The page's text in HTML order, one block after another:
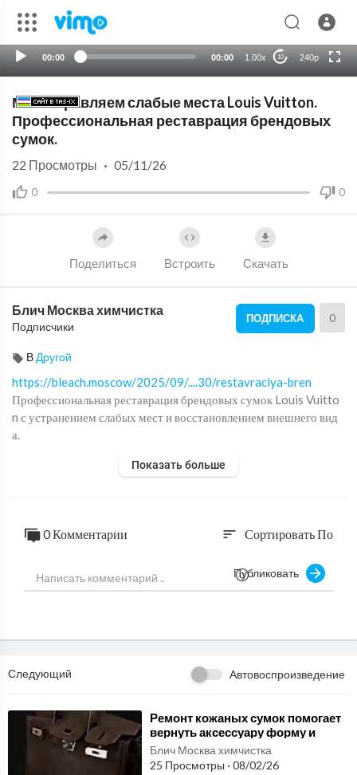
00:00 00:00 1.00x 10 240p
HD
Мы исправляем слабые места Louis Vuitton.
Профессиональная реставрация брендовых
сумок.
0 0
22 Просмотры · 05/11/26
Поделиться Встроить Скачать
Блич Москва химчистка
Подписчики
ПОДПИСКА 0
В Другой
https://bleach.moscow/2025/09/....30/restavraciya-bren
Профессиональная реставрация брендовых сумок Louis Vuitto
n с устранением слабых мест и восстановлением внешнего вид
а.
✔ реставрация брендовых сумок
Даже люксовые изделия со временем требуют профессионально
го ухода и ремонта. Мы помогаем продлить срок службы сумок
Если вам нужен:
— реставрация брендовой сумки
— профессиональный уход за люксовыми аксессуарами
Показать больше
0 Комментарии sort Сортировать По
Публиковать
Следующий Автовоспроизведение
⁣Ремонт кожаных сумок помогает
вернуть аксессуару форму и
свежий вид даже через год
Блич Москва химчистка
25 Просмотры · 08/02/26